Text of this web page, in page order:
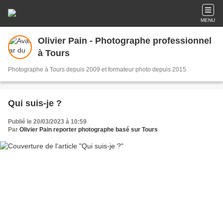
MENU
Olivier Pain - Photographe professionnel
à Tours
Photographe à Tours depuis 2009 et formateur photo depuis 2015
Qui suis-je ?
Publié le 20/03/2023 à 10:59
Par Olivier Pain reporter photographe basé sur Tours